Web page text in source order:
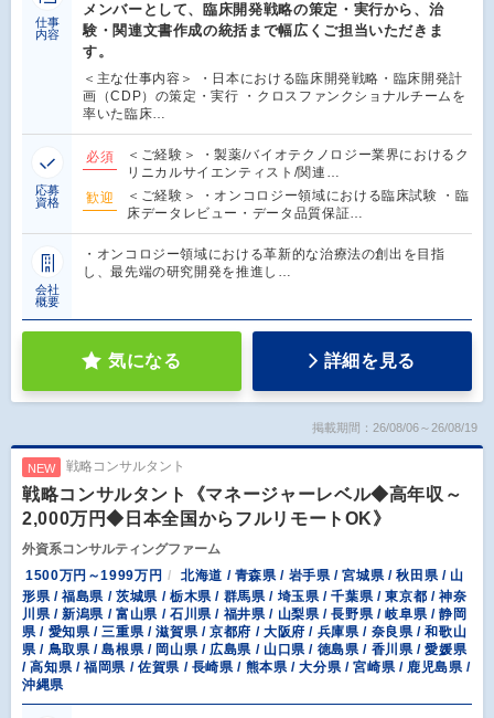
仕事
内容
メンバーとして、臨床開発戦略の策定・実行から、治
験・関連文書作成の統括まで幅広くご担当いただきま
す。
＜主な仕事内容＞ ・日本における臨床開発戦略・臨床開発計
画（CDP）の策定・実行 ・クロスファンクショナルチームを
率いた臨床…
応募
資格
必須
＜ご経験＞ ・製薬/バイオテクノロジー業界におけるク
リニカルサイエンティスト/関連…
歓迎
＜ご経験＞ ・オンコロジー領域における臨床試験 ・臨
床データレビュー・データ品質保証…
会社
概要
・オンコロジー領域における革新的な治療法の創出を目指
し、最先端の研究開発を推進し…
気になる 詳細を見る
掲載期間：26/08/06～26/08/19
NEW 戦略コンサルタント
戦略コンサルタント《マネージャーレベル◆高年収～
2,000万円◆日本全国からフルリモートOK》
外資系コンサルティングファーム
1500万円～1999万円
北海道 / 青森県 / 岩手県 / 宮城県 / 秋田県 / 山
形県 / 福島県 / 茨城県 / 栃木県 / 群馬県 / 埼玉県 / 千葉県 / 東京都 / 神奈
川県 / 新潟県 / 富山県 / 石川県 / 福井県 / 山梨県 / 長野県 / 岐阜県 / 静岡
県 / 愛知県 / 三重県 / 滋賀県 / 京都府 / 大阪府 / 兵庫県 / 奈良県 / 和歌山
県 / 鳥取県 / 島根県 / 岡山県 / 広島県 / 山口県 / 徳島県 / 香川県 / 愛媛県
/ 高知県 / 福岡県 / 佐賀県 / 長崎県 / 熊本県 / 大分県 / 宮崎県 / 鹿児島県 /
沖縄県